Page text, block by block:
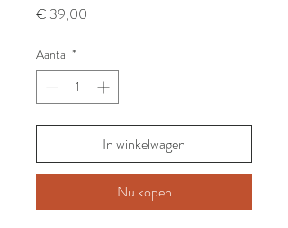
€ 39,00
Aantal *
In winkelwagen
Nu kopen